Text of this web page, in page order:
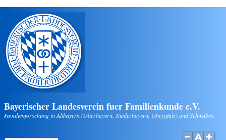
Direkt zum Inhalt
Bayerischer Landesverein fuer Familienkunde e.V.
Familienforschung in Altbayern (Oberbayern, Niederbayern, Oberpfalz) und Schwaben